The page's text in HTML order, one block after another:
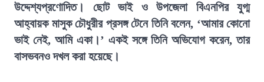
উদ্দেশ্যপ্রণোদিত। ছোট ভাই ও উপজেলা বিএনপির যুগ্ম
আহ্বায়ক মাসুক চৌধুরীর প্রসঙ্গ টেনে তিনি বলেন, ‘আমার কোনো
ভাই নেই, আমি একা।’ একই সঙ্গে তিনি অভিযোগ করেন, তার
বাসভবনও দখল করা হয়েছে।